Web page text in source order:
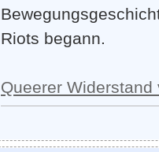
Riots begann.
Queerer Widerstand